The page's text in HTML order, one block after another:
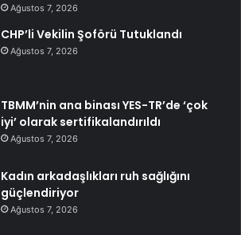
Ağustos 7, 2026
CHP’li Vekilin Şoförü Tutuklandı
Ağustos 7, 2026
TBMM’nin ana binası YES-TR’de ‘çok
iyi’ olarak sertifikalandırıldı
Ağustos 7, 2026
Kadın arkadaşlıkları ruh sağlığını
güçlendiriyor
Ağustos 7, 2026